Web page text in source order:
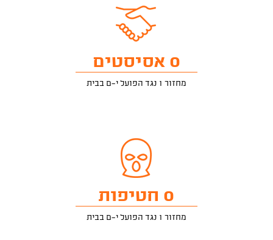
0 אסיסטים
מחזור 1 נגד הפועל י-ם בבית
0 חטיפות
מחזור 1 נגד הפועל י-ם בבית